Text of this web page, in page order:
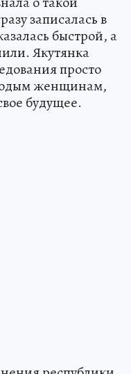
записалась в
быстрой, а
Якутянка
просто
женщинам,
будущее.